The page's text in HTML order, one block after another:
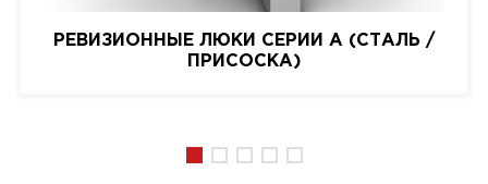
РЕВИЗИОННЫЕ ЛЮКИ СЕРИИ A (СТАЛЬ /
ПРИСОСКА)